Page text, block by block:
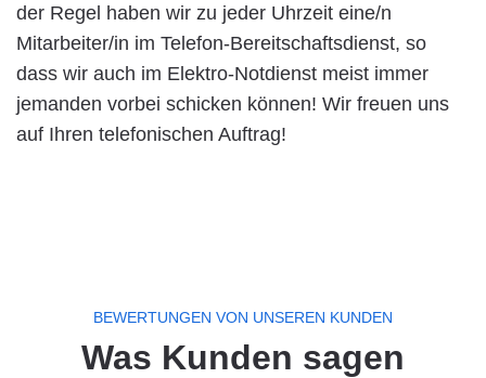
der Regel haben wir zu jeder Uhrzeit eine/n
Mitarbeiter/in im Telefon-Bereitschaftsdienst, so
dass wir auch im Elektro-Notdienst meist immer
jemanden vorbei schicken können! Wir freuen uns
auf Ihren telefonischen Auftrag!
BEWERTUNGEN VON UNSEREN KUNDEN
Was Kunden sagen